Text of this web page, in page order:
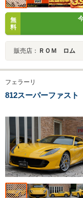
無
料
販売店： ＲＯＭ ロム
フェラーリ
812スーパーファス